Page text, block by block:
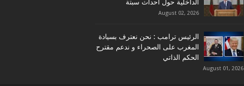
الداخلية حول أحداث سبتة
August 02, 2026
الرئيس ترامب : نحن نعترف بسيادة
المغرب على الصحراء و ندعم مقترح
الحكم الذاتي
August 01, 2026